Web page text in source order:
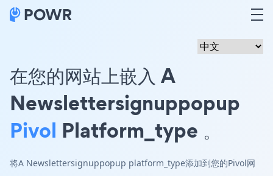
在您的网站上嵌入 A
Newslettersignuppopup
Pivol Platform_type 。
将A Newslettersignuppopup platform_type添加到您的Pivol网